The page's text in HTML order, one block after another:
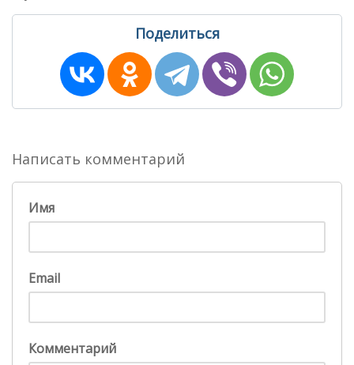
Поделиться
Написать комментарий
Имя
Email
Комментарий